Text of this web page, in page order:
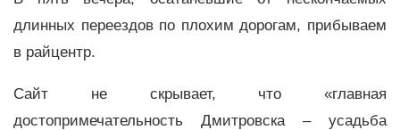
длинных переездов по плохим дорогам, прибываем
в райцентр.
Сайт не скрывает, что «главная
достопримечательность Дмитровска – усадьба